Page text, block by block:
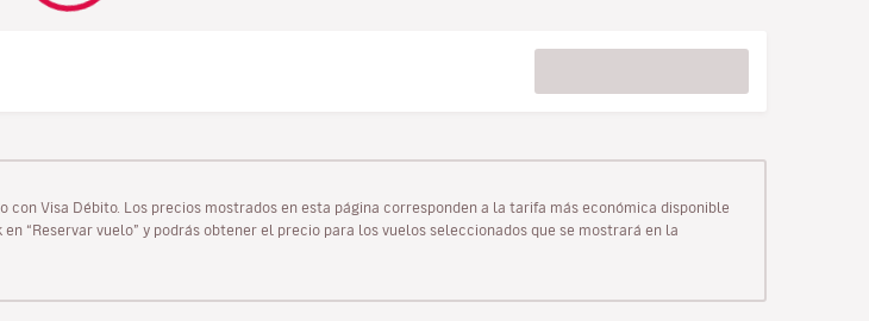
Visa Débito. Los precios mostrados en esta página corresponden a la tarifa más económica disponible
“Reservar vuelo” y podrás obtener el precio para los vuelos seleccionados que se mostrará en la